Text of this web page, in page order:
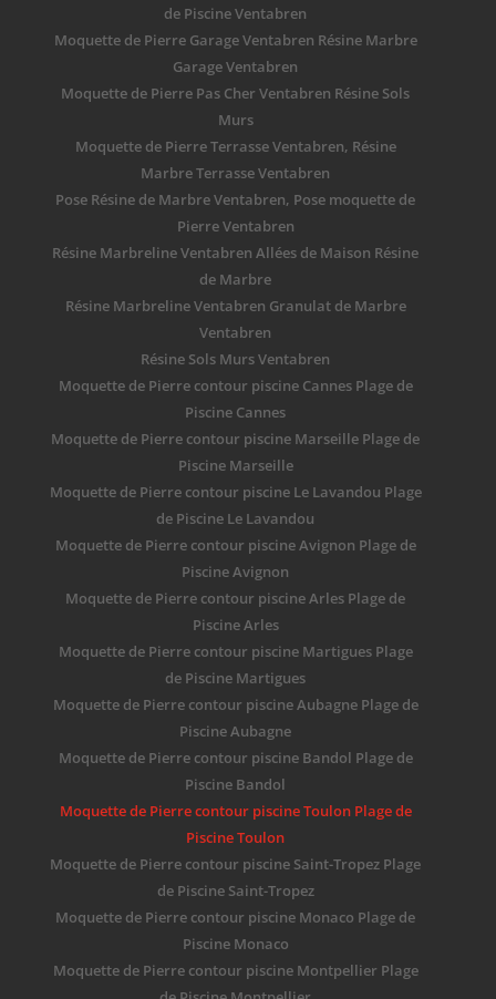
de Piscine Ventabren
Moquette de Pierre Garage Ventabren Résine Marbre
Garage Ventabren
Moquette de Pierre Pas Cher Ventabren Résine Sols
Murs
Moquette de Pierre Terrasse Ventabren, Résine
Marbre Terrasse Ventabren
Pose Résine de Marbre Ventabren, Pose moquette de
Pierre Ventabren
Résine Marbreline Ventabren Allées de Maison Résine
de Marbre
Résine Marbreline Ventabren Granulat de Marbre
Ventabren
Résine Sols Murs Ventabren
Moquette de Pierre contour piscine Cannes Plage de
Piscine Cannes
Moquette de Pierre contour piscine Marseille Plage de
Piscine Marseille
Moquette de Pierre contour piscine Le Lavandou Plage
de Piscine Le Lavandou
Moquette de Pierre contour piscine Avignon Plage de
Piscine Avignon
Moquette de Pierre contour piscine Arles Plage de
Piscine Arles
Moquette de Pierre contour piscine Martigues Plage
de Piscine Martigues
Moquette de Pierre contour piscine Aubagne Plage de
Piscine Aubagne
Moquette de Pierre contour piscine Bandol Plage de
Piscine Bandol
Moquette de Pierre contour piscine Toulon Plage de
Piscine Toulon
Moquette de Pierre contour piscine Saint-Tropez Plage
de Piscine Saint-Tropez
Moquette de Pierre contour piscine Monaco Plage de
Piscine Monaco
Moquette de Pierre contour piscine Montpellier Plage